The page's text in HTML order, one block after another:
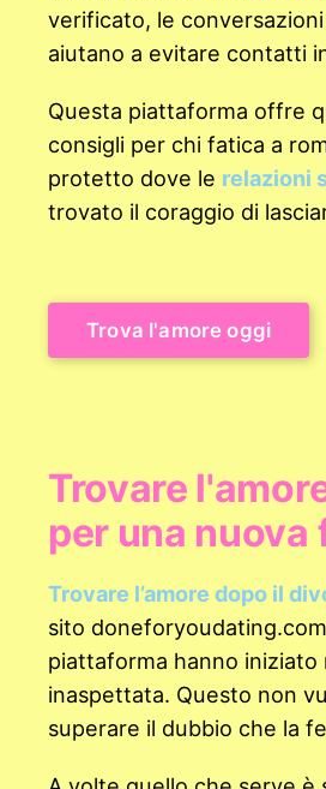
verificato, le
aiutano a evitare contatti
Questa piattaforma offre
consigli per chi fatica a
protetto dove le relazioni
trovato il coraggio di
Trova l'amore oggi
Trovare
per una nuova
Trovare l’amore dopo il
sito
piattaforma hanno iniziato
inaspettata. Questo non
superare il dubbio che la